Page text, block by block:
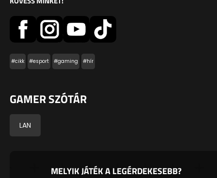
#cikk #esport #gaming #hír
GAMER SZÓTÁR
LAN
MELYIK JÁTÉK A LEGÉRDEKESEBB?